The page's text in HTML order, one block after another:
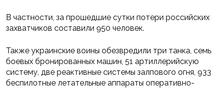
В частности, за прошедшие сутки потери российских
захватчиков составили 950 человек.
Также украинские воины обезвредили три танка, семь
боевых бронированных машин, 51 артиллерийскую
систему, две реактивные системы залпового огня, 933
беспилотные летательные аппараты оперативно-